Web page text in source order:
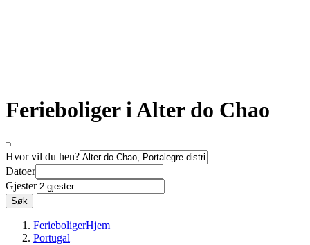
Ferieboliger i Alter do Chao
Hvor vil du hen?
Datoer
Gjester
Søk
FerieboligerHjem
Portugal